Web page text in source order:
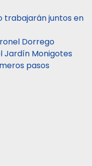
trabajarán juntos en
Dorrego
Jardín Monigotes
pasos